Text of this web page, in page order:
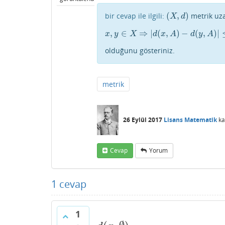
bir cevap ile ilgili: (X, d)
(X,d) metrik
x, y ∈ X ⇒ |d(x, A) − d(y, A)|
x y∈ ⇒|d( x,A) −d (y,A)| ≤d(
olduğunu gösteriniz.
metrik
26 Eylül 2017 Lisans Matematik
Cevap Yorum
1 cevap
1